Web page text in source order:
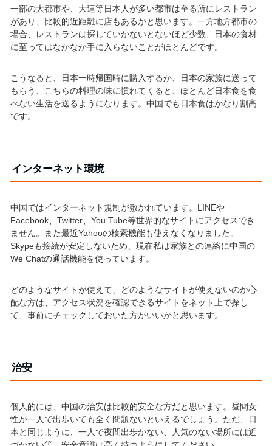
一部の大都市や、大連等日本人が多い都市は至る所にレストラン
があり、比較的近距離に店もあるかと思います。一方地方都市の
場合、レストランは探していかないとないほど少数、日本の食材
に至ってはなかなか手に入らないことがほとんどです。
こうなると、日本一時帰国時に購入するか、日本の家族に送って
もらう、こちらの料理の味に慣れてくると、ほとんど日本食を食
べない生活を送るようになります。中国でも日本食はかなり割高
です。
インターネット環境
中国ではインターネット規制が敷かれています。LINEや
Facebook、Twitter、You Tube等世界的なサイトにアクセスでき
ません。また最近Yahooの検索機能も使えなくなりました。
Skypeも接続が安定しないため、現在私は家族との連絡に中国の
We Chatの通話機能を使っています。
どのようなサイトが使えて、どのようなサイトが使えないのか心
配な方は、アクセス状況を確認できるサイトをネット上で探し
て、事前にチェックしておいた方がいいかと思います。
治安
個人的には、中国の治安は比較的安全な方だと思います。昼間女
性が一人で出歩いても全く問題ないといえるでしょう。ただ、日
本と同じように、一人で夜間出歩かない、人気のない場所には近